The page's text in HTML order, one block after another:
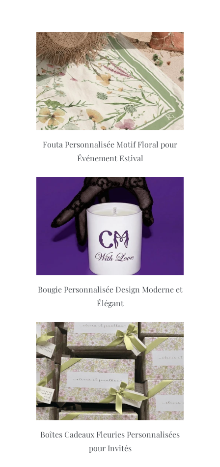
Fouta Personnalisée Motif Floral pour
Événement Estival
Bougie Personnalisée Design Moderne et
Élégant
Boîtes Cadeaux Fleuries Personnalisées
pour Invités